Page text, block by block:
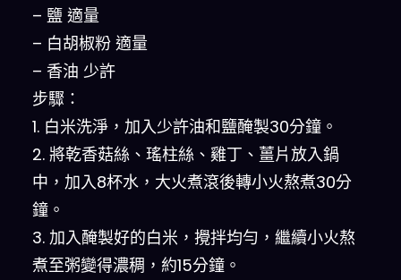
– 鹽 適量
– 白胡椒粉 適量
– 香油 少許
步驟：
1. 白米洗淨，加入少許油和鹽醃製30分鐘。
2. 將乾香菇絲、瑤柱絲、雞丁、薑片放入鍋
中，加入8杯水，大火煮滾後轉小火熬煮30分
鐘。
3. 加入醃製好的白米，攪拌均勻，繼續小火熬
煮至粥變得濃稠，約15分鐘。